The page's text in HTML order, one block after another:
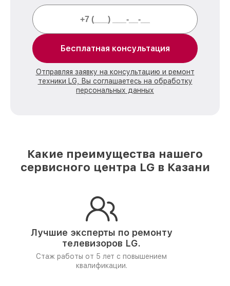
Бесплатная консультация
Отправляя заявку на консультацию и ремонт
техники LG, Вы соглашаетесь на обработку
персональных данных
Какие преимущества нашего
сервисного центра LG в Казани
Лучшие эксперты по ремонту
телевизоров LG.
Стаж работы от 5 лет с повышением
квалификации.